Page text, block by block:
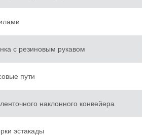
с резиновым рукавом
пути
наклонного конвейера
эстакады